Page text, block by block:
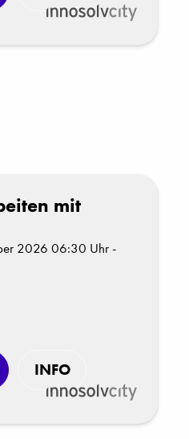
mit
2026 06:30 Uhr -
INFO